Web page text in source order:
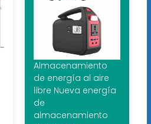
Almacenamiento
de energía al aire
libre Nueva energía
de
almacenamiento